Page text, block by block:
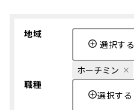
地域
選択する
ホーチミン
職種
選択する